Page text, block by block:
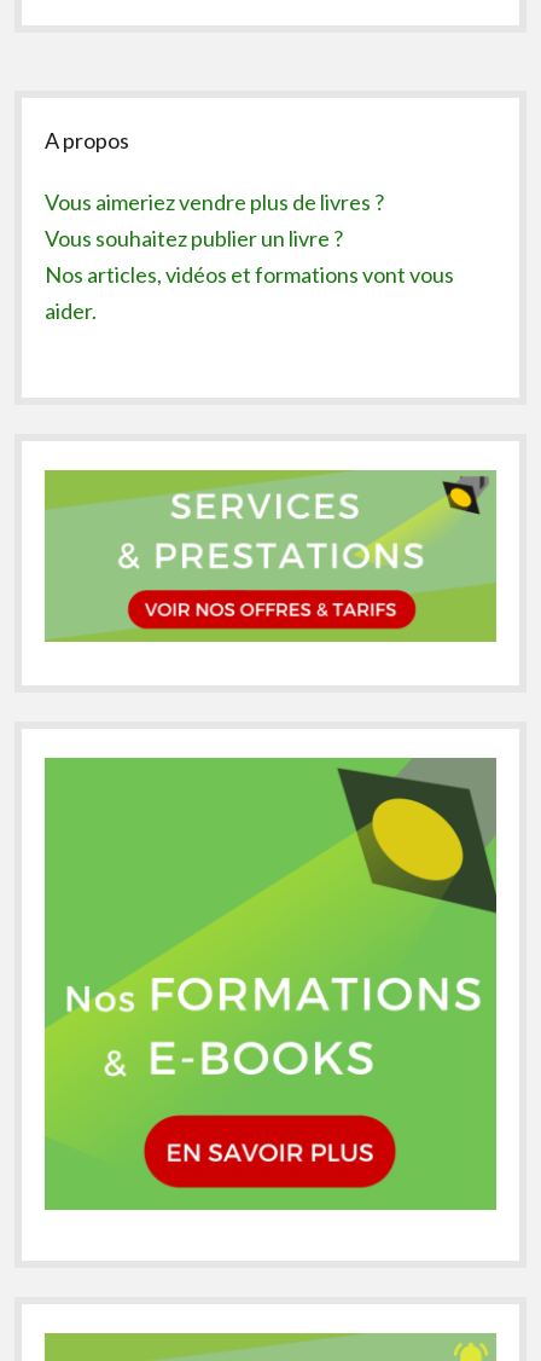
Sidebar
A propos
Vous aimeriez vendre plus de livres ?
Vous souhaitez publier un livre ?
Nos articles, vidéos et formations vont vous
aider.